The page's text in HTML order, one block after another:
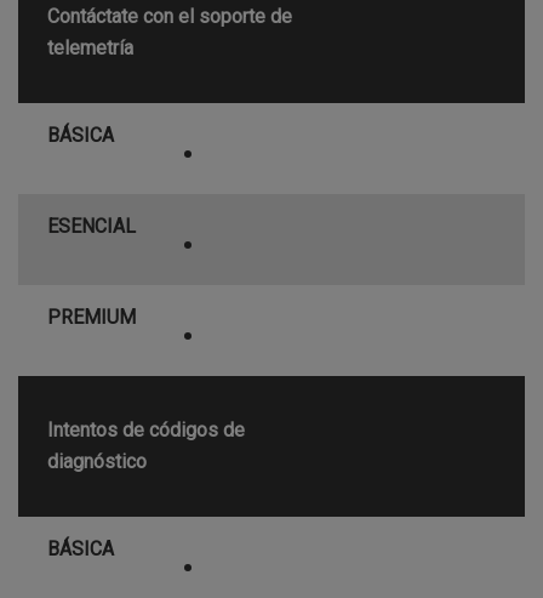
Contáctate con el soporte de
telemetría
BÁSICA •
ESENCIAL •
PREMIUM •
Intentos de códigos de
diagnóstico
BÁSICA •